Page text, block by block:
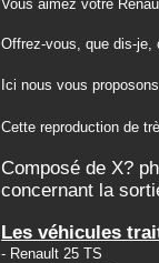
Vous aimez votre
Offrez-vous, que dis-je,
Ici nous vous
Cette reproduction de
Composé de X?
concernant la
Les véhicules
- Renault 25 TS